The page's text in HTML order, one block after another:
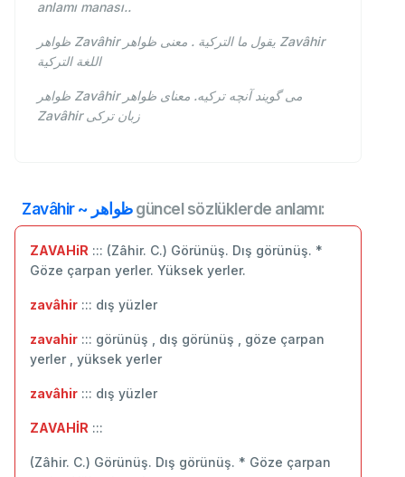
anlamı manası..
ظواهر Zavâhir يقول ما التركية . معنى ظواهر Zavâhir
اللغة التركية
ظواهر Zavâhir می گویند آنچه ترکیه. معنای ظواهر
Zavâhir زبان ترکی
Zavâhir ~ ظواهرgüncel sözlüklerde anlamı:
ZAVAHiR ::: (Zâhir. C.) Görünüş. Dış görünüş. *
Göze çarpan yerler. Yüksek yerler.
zavâhir ::: dış yüzler
zavahir ::: görünüş , dış görünüş , göze çarpan
yerler , yüksek yerler
zavâhir ::: ‬dış yüzler
ZAVAHİR :::
(Zâhir. C.) Görünüş. Dış görünüş. * Göze çarpan